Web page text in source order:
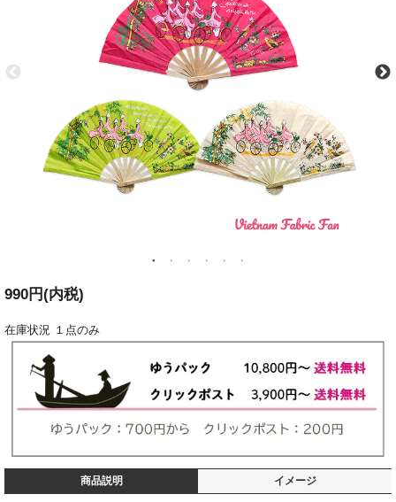
990円(内税)
在庫状況 １点のみ
商品説明 イメージ